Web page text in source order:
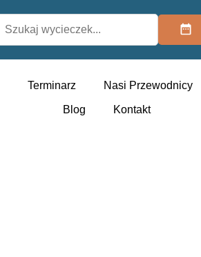
Terminarz Nasi Przewodnicy
Blog Kontakt